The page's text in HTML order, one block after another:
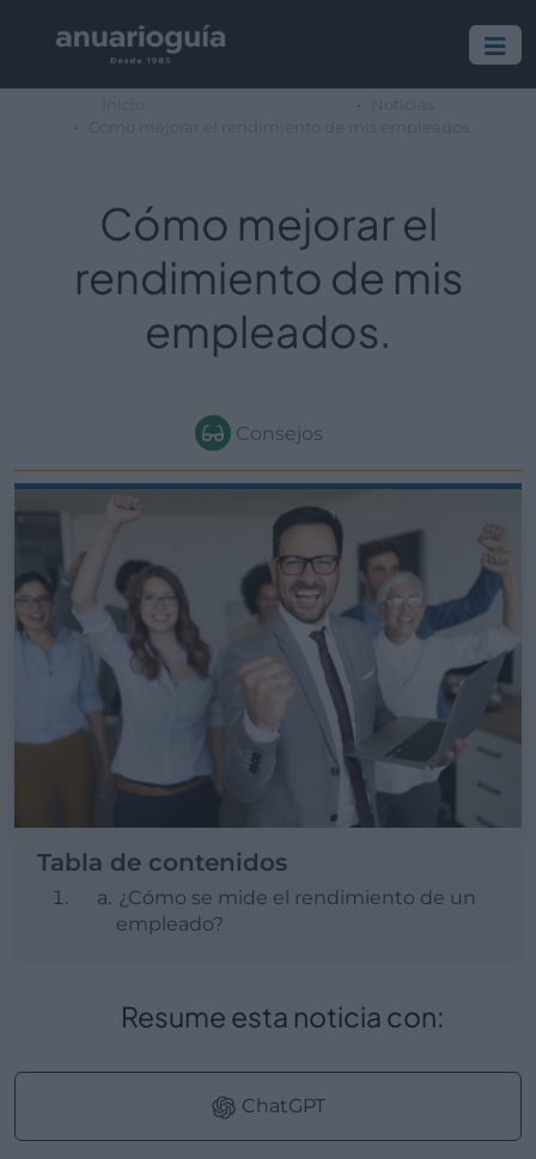
Cómo mejorar el
rendimiento de mis
empleados.
Consejos
Tabla de contenidos
¿Cómo se mide el rendimiento de un
empleado?
Resume esta noticia con:
ChatGPT